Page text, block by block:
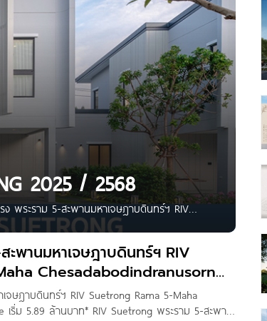
2025 / 2568
พระราม 5-สะพานมหาเจษฎาบดินทร์ฯ RIV
ล้านบาท* ปี 2024 ซื่อตรง เซรีน พัทยา-สัตหีบ
พานมหาเจษฎาบดินทร์ฯ RIV
Chesadabodindranusorn
ษฎาบดินทร์ฯ RIV Suetrong Rama 5-Maha
เริ่ม 5.89 ล้านบาท* RIV Suetrong พระราม 5-สะพาน